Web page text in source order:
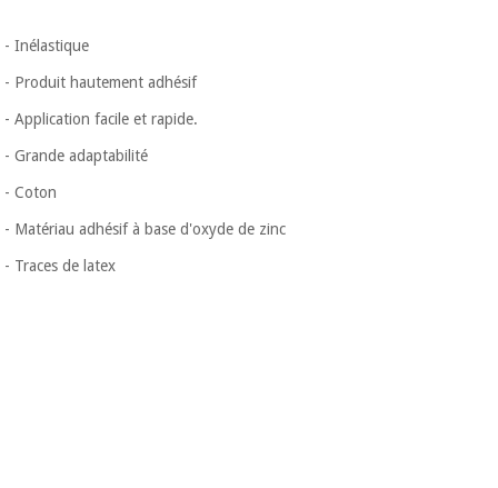
Vétérinaire
Orthopédie
Instruments
chirurgicaux
(déstockage)
- Inélastique
- Produit hautement adhésif
- Application facile et rapide.
- Grande adaptabilité
- Coton
- Matériau adhésif à base d'oxyde de zinc
- Traces de latex